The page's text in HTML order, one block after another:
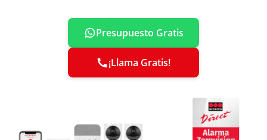
Presupuesto Gratis
¡Llama Gratis!